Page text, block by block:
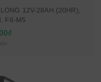
12V-28AH (20HR),
F6-M5